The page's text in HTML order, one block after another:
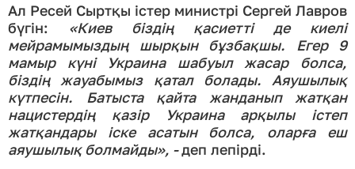
Ал Ресей Сыртқы істер министрі Сергей Лавров
бүгін: «Киев біздің қасиетті де киелі
мейрамымыздың шырқын бұзбақшы.
Егер 9
мамыр күні Украина шабуыл жасар болса,
біздің жауабымыз қатал болады. Аяушылық
күтпесін. Батыста қайта жанданып жатқан
нацистердің қазір Украина арқылы істеп
жатқандары іске асатын болса, оларға еш
аяушылық болмайды», -деп лепірді.